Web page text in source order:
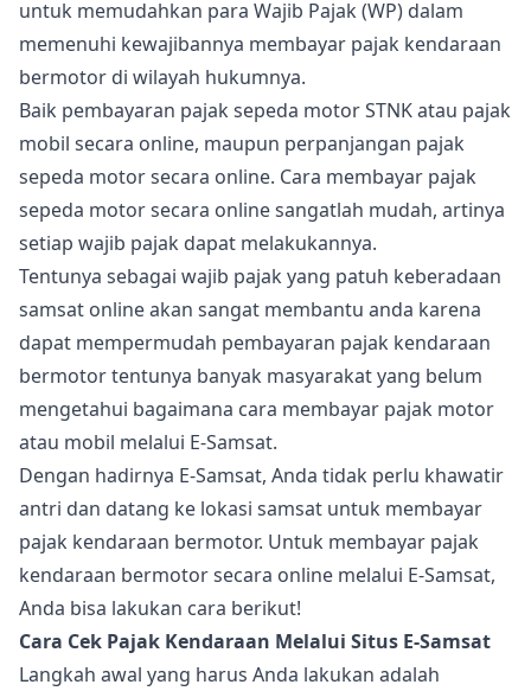
untuk memudahkan para Wajib Pajak (WP) dalam
memenuhi kewajibannya membayar pajak kendaraan
bermotor di wilayah hukumnya.
Baik pembayaran pajak sepeda motor STNK atau pajak
mobil secara online, maupun perpanjangan pajak
sepeda motor secara online. Cara membayar pajak
sepeda motor secara online sangatlah mudah, artinya
setiap wajib pajak dapat melakukannya.
Tentunya sebagai wajib pajak yang patuh keberadaan
samsat online akan sangat membantu anda karena
dapat mempermudah pembayaran pajak kendaraan
bermotor tentunya banyak masyarakat yang belum
mengetahui bagaimana cara membayar pajak motor
atau mobil melalui E-Samsat.
Dengan hadirnya E-Samsat, Anda tidak perlu khawatir
antri dan datang ke lokasi samsat untuk membayar
pajak kendaraan bermotor. Untuk membayar pajak
kendaraan bermotor secara online melalui E-Samsat,
Anda bisa lakukan cara berikut!
Cara Cek Pajak Kendaraan Melalui Situs E-Samsat
Langkah awal yang harus Anda lakukan adalah